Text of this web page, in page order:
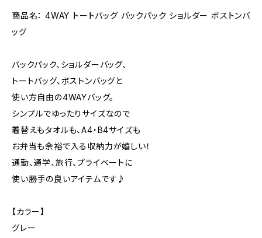
商品名： 4WAY トートバッグ バックパック ショルダー ボストンバ
ッグ
バックパック、ショルダーバッグ、
トートバッグ、ボストンバッグと
使い方自由の4WAYバッグ。
シンプルでゆったりサイズなので
着替えもタオルも、A4・B4サイズも
お弁当も余裕で入る収納力が嬉しい！
通勤、通学、旅行、プライベートに
使い勝手の良いアイテムです♪
【カラー】
グレー